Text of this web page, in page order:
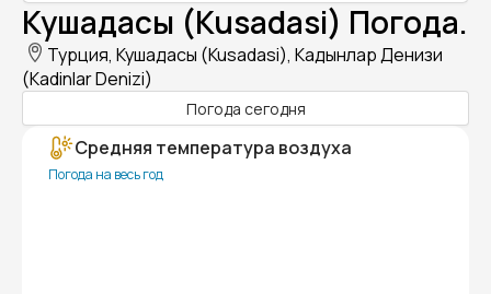
Кушадасы (Kusadasi) Погода.
Турция, Кушадасы (Kusadasi), Кадынлар Денизи
(Kadinlar Denizi)
Погода сегодня
Средняя температура воздуха
Погода на весь год